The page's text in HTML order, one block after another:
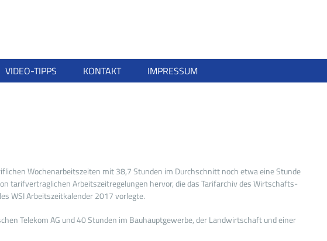
VIDEO-TIPPS KONTAKT IMPRESSUM
Wochenarbeitszeiten mit 38,7 Stunden im Durchschnitt noch etwa eine Stunde
tarifvertraglichen Arbeitszeitregelungen hervor, die das Tarifarchiv des Wirtschafts-
WSI Arbeitszeitkalender 2017 vorlegte.
Telekom AG und 40 Stunden im Bauhauptgewerbe, der Landwirtschaft und einer